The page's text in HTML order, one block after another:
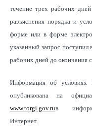
течение трех рабочих
разъяснения порядка и
форме или в форме
указанный запрос поступил
рабочих дней до окончания
Информация об условиях
опубликована на
www.torgi.gov.ruв
Интернет.